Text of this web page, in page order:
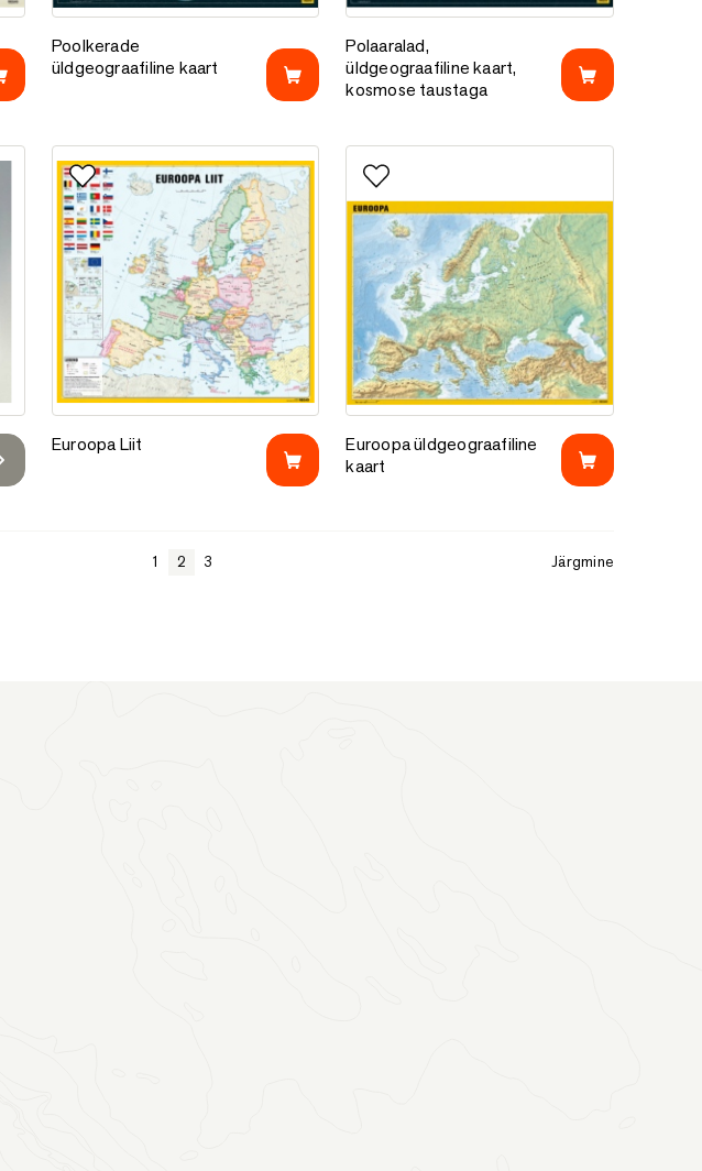
Poolkerade
üldgeograafiline kaart
Polaaralad,
üldgeograafiline kaart,
kosmose taustaga
Lisa lemmikutesse
Euroopa Liit
Lisa lemmikutesse
Euroopa üldgeograafiline
kaart
1 2 3 Järgmine